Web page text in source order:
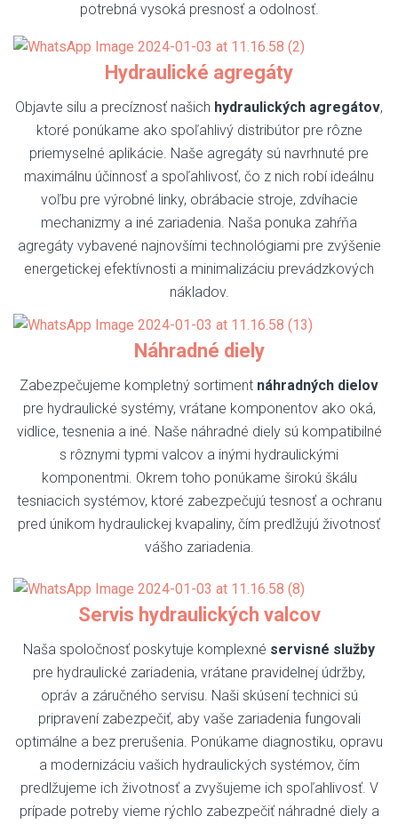
potrebná vysoká presnosť a odolnosť.
Hydraulické agregáty
Objavte silu a precíznosť našich hydraulických agregátov,
ktoré ponúkame ako spoľahlivý distribútor pre rôzne
priemyselné aplikácie. Naše agregáty sú navrhnuté pre
maximálnu účinnosť a spoľahlivosť, čo z nich robí ideálnu
voľbu pre výrobné linky, obrábacie stroje, zdvíhacie
mechanizmy a iné zariadenia. Naša ponuka zahŕňa
agregáty vybavené najnovšími technológiami pre zvýšenie
energetickej efektívnosti a minimalizáciu prevádzkových
nákladov.
Náhradné diely
Zabezpečujeme kompletný sortiment náhradných dielov
pre hydraulické systémy, vrátane komponentov ako oká,
vidlice, tesnenia a iné. Naše náhradné diely sú kompatibilné
s rôznymi typmi valcov a inými hydraulickými
komponentmi. Okrem toho ponúkame širokú škálu
tesniacich systémov, ktoré zabezpečujú tesnosť a ochranu
pred únikom hydraulickej kvapaliny, čím predlžujú životnosť
vášho zariadenia.
Servis hydraulických valcov
Naša spoločnosť poskytuje komplexné servisné služby
pre hydraulické zariadenia, vrátane pravidelnej údržby,
opráv a záručného servisu. Naši skúsení technici sú
pripravení zabezpečiť, aby vaše zariadenia fungovali
optimálne a bez prerušenia. Ponúkame diagnostiku, opravu
a modernizáciu vašich hydraulických systémov, čím
predlžujeme ich životnosť a zvyšujeme ich spoľahlivosť. V
prípade potreby vieme rýchlo zabezpečiť náhradné diely a